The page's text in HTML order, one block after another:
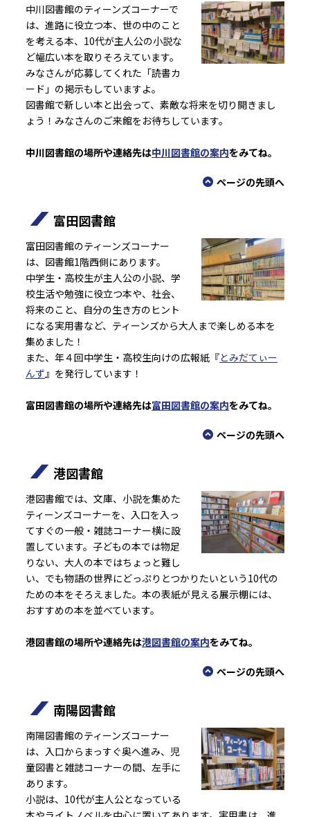
中川図書館のティーンズコーナーで
は、進路に役立つ本、世の中のこと
を考える本、10代が主人公の小説な
ど幅広い本を取りそろえています。
みなさんが応募してくれた「読書カ
ード」の掲示もしていますよ。
図書館で新しい本と出会って、素敵な将来を切り開きまし
ょう！みなさんのご来館をお待ちしています。
中川図書館の場所や連絡先は中川図書館の案内をみてね。
ページの先頭へ
富田図書館
富田図書館のティーンズコーナー
は、図書館1階西側にあります。
中学生・高校生が主人公の小説、学
校生活や勉強に役立つ本や、社会、
将来のこと、自分の生き方のヒント
になる実用書など、ティーンズから大人まで楽しめる本を
集めました！
また、年４回中学生・高校生向けの広報紙『とみだてぃー
んず』を発行しています！
富田図書館の場所や連絡先は富田図書館の案内をみてね。
ページの先頭へ
港図書館
港図書館では、文庫、小説を集めた
ティーンズコーナーを、入口を入っ
てすぐの一般・雑誌コーナー横に設
置しています。子どもの本では物足
りない、大人の本ではちょっと難し
い、でも物語の世界にどっぷりとつかりたいという10代の
ための本をそろえました。本の表紙が見える展示棚には、
おすすめの本を並べています。
港図書館の場所や連絡先は港図書館の案内をみてね。
ページの先頭へ
南陽図書館
南陽図書館のティーンズコーナー
は、入口からまっすぐ奥へ進み、児
童図書と雑誌コーナーの間、左手に
あります。
小説は、10代が主人公となっている